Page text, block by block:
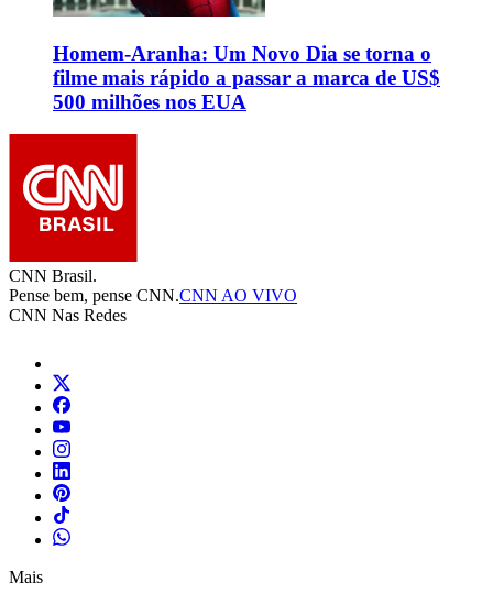
Homem-Aranha: Um Novo Dia se torna o
filme mais rápido a passar a marca de US$
500 milhões nos EUA
CNN Brasil.
Pense bem, pense CNN.CNN AO VIVO
CNN Nas Redes
Mais